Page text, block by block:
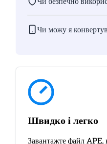
Чи можу я
Швидко і легко
Завантажте файл APE,